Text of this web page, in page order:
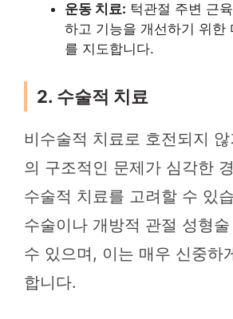
운동 치료: 턱관절 주변 근
하고 기능을 개선하기 위한
를 지도합니다.
2. 수술적 치료
비수술적 치료로 호전되지
의 구조적인 문제가 심각한
수술적 치료를 고려할 수 있
수술이나 개방적 관절 성형
수 있으며, 이는 매우 신중하
합니다.